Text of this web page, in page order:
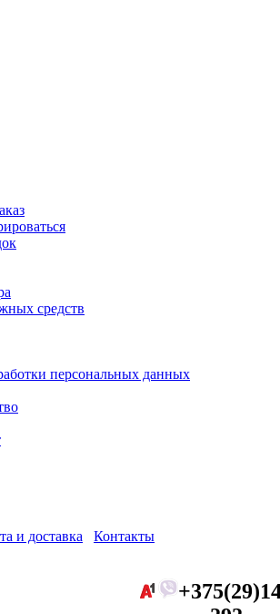
средств
персональных данных
и доставка Контакты